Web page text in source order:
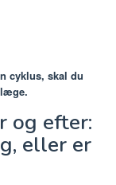
cyklus, skal du
og efter:
eller er